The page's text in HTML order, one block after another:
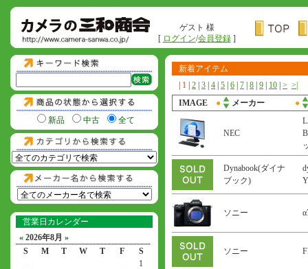
ゲスト 様
[ ログイン/会員登録]
新品 中古 全て
営業日カレンダー
« 2026年8月 »
S
M T W T F
S
1
新着アイテム
1 2 3 4 5 6 7 8 9 10 > >|
IMAGE
● メーカー ●
NEC
Dynabook(ダイナ
ブック)
ソニー
ソニー